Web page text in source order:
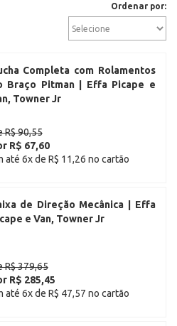
Ordenar por:
Completa com Rolamentos
Braço Pitman | Effa Picape e
Towner Jr
R$ 90,55
R$ 67,60
até 6x de R$ 11,26 no cartão
de Direção Mecânica | Effa
e Van, Towner Jr
R$ 379,65
R$ 285,45
até 6x de R$ 47,57 no cartão